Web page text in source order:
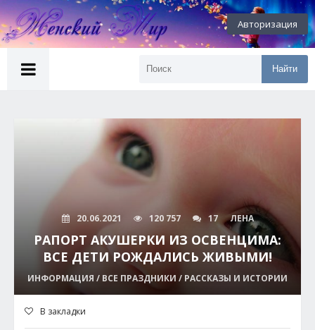
Авторизация
Найти
20.06.2021 120 757 17 ЛЕНА
РАПОРТ АКУШЕРКИ ИЗ ОСВЕНЦИМА:
ВСЕ ДЕТИ РОЖДАЛИСЬ ЖИВЫМИ!
ИНФОРМАЦИЯ / ВСЕ ПРАЗДНИКИ / РАССКАЗЫ И ИСТОРИИ
В закладки